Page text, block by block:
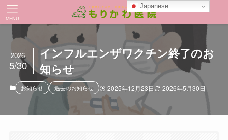
MENU
インフルエンザワクチン終了のお
知らせ
2026
5/30
お知らせ 過去のお知らせ 2025年12月23日 2026年5月30日
Japanese